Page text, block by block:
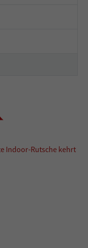
Indoor-Rutsche kehrt